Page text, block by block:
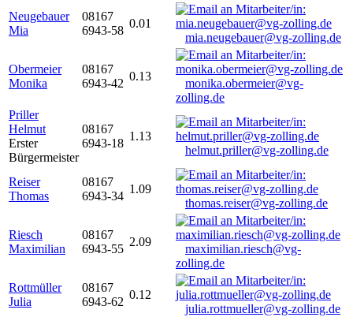
Neugebauer
Mia
08167
6943-58
0.01
mia.neugebauer@vg-zolling.de
Obermeier
Monika
08167
6943-42
0.13
monika.obermeier@vg-
zolling.de
Priller
Helmut
Erster
Bürgermeister
08167
6943-18
1.13
helmut.priller@vg-zolling.de
Reiser
Thomas
08167
6943-34
1.09
thomas.reiser@vg-zolling.de
Riesch
Maximilian
08167
6943-55
2.09
maximilian.riesch@vg-
zolling.de
Rottmüller
Julia
08167
6943-62
0.12
julia.rottmueller@vg-zolling.de